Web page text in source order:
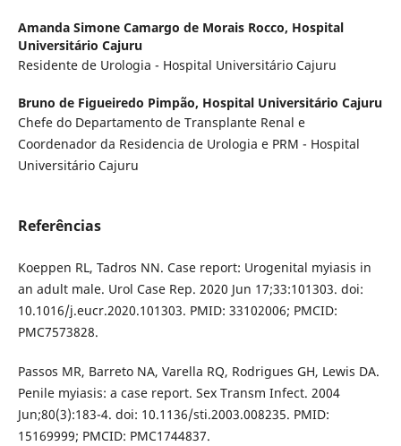
Amanda Simone Camargo de Morais Rocco, Hospital
Universitário Cajuru
Residente de Urologia - Hospital Universitário Cajuru
Bruno de Figueiredo Pimpão, Hospital Universitário Cajuru
Chefe do Departamento de Transplante Renal e
Coordenador da Residencia de Urologia e PRM - Hospital
Universitário Cajuru
Referências
Koeppen RL, Tadros NN. Case report: Urogenital myiasis in
an adult male. Urol Case Rep. 2020 Jun 17;33:101303. doi:
10.1016/j.eucr.2020.101303. PMID: 33102006; PMCID:
PMC7573828.
Passos MR, Barreto NA, Varella RQ, Rodrigues GH, Lewis DA.
Penile myiasis: a case report. Sex Transm Infect. 2004
Jun;80(3):183-4. doi: 10.1136/sti.2003.008235. PMID:
15169999; PMCID: PMC1744837.